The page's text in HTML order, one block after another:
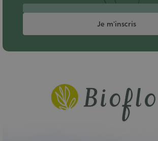
Je m'inscris